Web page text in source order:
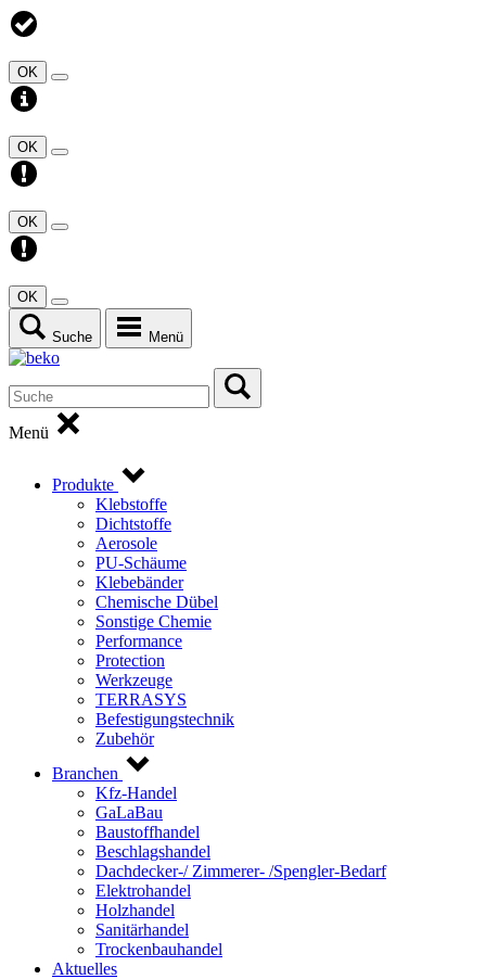
OK
OK
OK
OK
Suche Menü
Menü
Produkte
Klebstoffe
Dichtstoffe
Aerosole
PU-Schäume
Klebebänder
Chemische Dübel
Sonstige Chemie
Performance
Protection
Werkzeuge
TERRASYS
Befestigungstechnik
Zubehör
Branchen
Kfz-Handel
GaLaBau
Baustoffhandel
Beschlagshandel
Dachdecker-/ Zimmerer- /Spengler-Bedarf
Elektrohandel
Holzhandel
Sanitärhandel
Trockenbauhandel
Aktuelles